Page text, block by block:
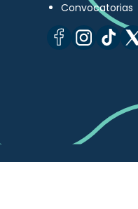
Convocatorias